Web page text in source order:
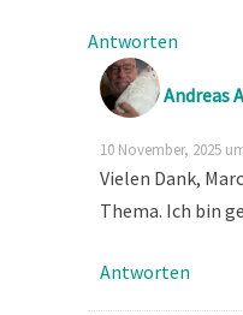
Antworten
Andreas
10 November, 2025
Vielen Dank,
Thema. Ich bin
Antworten